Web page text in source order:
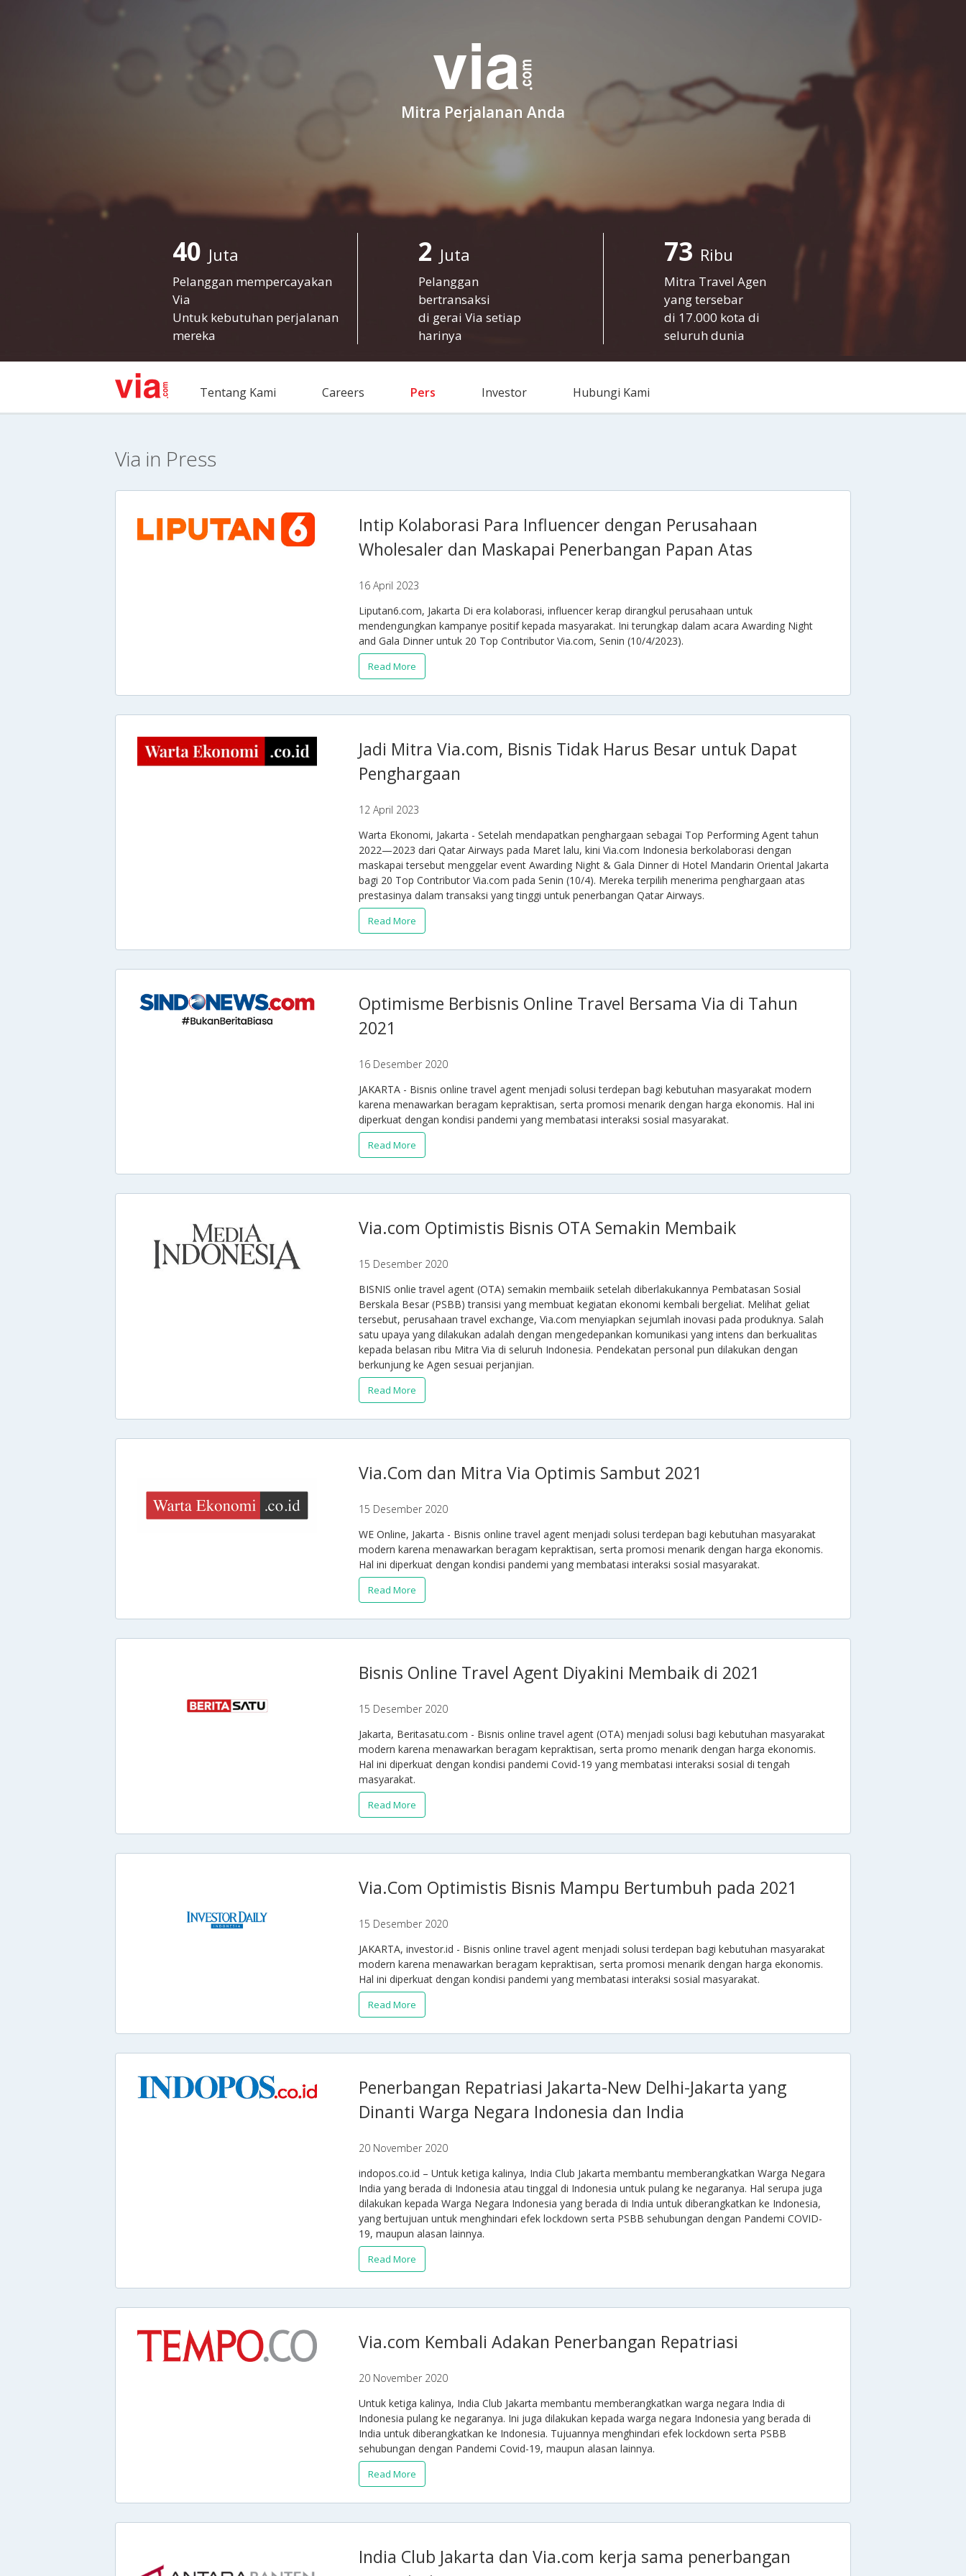
Mitra Perjalanan Anda
40 Juta
Pelanggan mempercayakan
Via
Untuk kebutuhan perjalanan
mereka
2 Juta
Pelanggan
bertransaksi
di gerai Via setiap
harinya
73 Ribu
Mitra Travel Agen
yang tersebar
di 17.000 kota di
seluruh dunia
Tentang Kami Careers Pers Investor Hubungi Kami
Via in Press
Intip Kolaborasi Para Influencer dengan Perusahaan
Wholesaler dan Maskapai Penerbangan Papan Atas
16 April 2023
Liputan6.com, Jakarta Di era kolaborasi, influencer kerap dirangkul perusahaan untuk
mendengungkan kampanye positif kepada masyarakat. Ini terungkap dalam acara Awarding Night
and Gala Dinner untuk 20 Top Contributor Via.com, Senin (10/4/2023).
Read More
Jadi Mitra Via.com, Bisnis Tidak Harus Besar untuk Dapat
Penghargaan
12 April 2023
Warta Ekonomi, Jakarta - Setelah mendapatkan penghargaan sebagai Top Performing Agent tahun
2022—2023 dari Qatar Airways pada Maret lalu, kini Via.com Indonesia berkolaborasi dengan
maskapai tersebut menggelar event Awarding Night & Gala Dinner di Hotel Mandarin Oriental Jakarta
bagi 20 Top Contributor Via.com pada Senin (10/4). Mereka terpilih menerima penghargaan atas
prestasinya dalam transaksi yang tinggi untuk penerbangan Qatar Airways.
Read More
Optimisme Berbisnis Online Travel Bersama Via di Tahun
2021
16 Desember 2020
JAKARTA - Bisnis online travel agent menjadi solusi terdepan bagi kebutuhan masyarakat modern
karena menawarkan beragam kepraktisan, serta promosi menarik dengan harga ekonomis. Hal ini
diperkuat dengan kondisi pandemi yang membatasi interaksi sosial masyarakat.
Read More
Via.com Optimistis Bisnis OTA Semakin Membaik
15 Desember 2020
BISNIS onlie travel agent (OTA) semakin membaiik setelah diberlakukannya Pembatasan Sosial
Berskala Besar (PSBB) transisi yang membuat kegiatan ekonomi kembali bergeliat. Melihat geliat
tersebut, perusahaan travel exchange, Via.com menyiapkan sejumlah inovasi pada produknya. Salah
satu upaya yang dilakukan adalah dengan mengedepankan komunikasi yang intens dan berkualitas
kepada belasan ribu Mitra Via di seluruh Indonesia. Pendekatan personal pun dilakukan dengan
berkunjung ke Agen sesuai perjanjian.
Read More
Via.Com dan Mitra Via Optimis Sambut 2021
15 Desember 2020
WE Online, Jakarta - Bisnis online travel agent menjadi solusi terdepan bagi kebutuhan masyarakat
modern karena menawarkan beragam kepraktisan, serta promosi menarik dengan harga ekonomis.
Hal ini diperkuat dengan kondisi pandemi yang membatasi interaksi sosial masyarakat.
Read More
Bisnis Online Travel Agent Diyakini Membaik di 2021
15 Desember 2020
Jakarta, Beritasatu.com - Bisnis online travel agent (OTA) menjadi solusi bagi kebutuhan masyarakat
modern karena menawarkan beragam kepraktisan, serta promo menarik dengan harga ekonomis.
Hal ini diperkuat dengan kondisi pandemi Covid-19 yang membatasi interaksi sosial di tengah
masyarakat.
Read More
Via.Com Optimistis Bisnis Mampu Bertumbuh pada 2021
15 Desember 2020
JAKARTA, investor.id - Bisnis online travel agent menjadi solusi terdepan bagi kebutuhan masyarakat
modern karena menawarkan beragam kepraktisan, serta promosi menarik dengan harga ekonomis.
Hal ini diperkuat dengan kondisi pandemi yang membatasi interaksi sosial masyarakat.
Read More
Penerbangan Repatriasi Jakarta-New Delhi-Jakarta yang
Dinanti Warga Negara Indonesia dan India
20 November 2020
indopos.co.id – Untuk ketiga kalinya, India Club Jakarta membantu memberangkatkan Warga Negara
India yang berada di Indonesia atau tinggal di Indonesia untuk pulang ke negaranya. Hal serupa juga
dilakukan kepada Warga Negara Indonesia yang berada di India untuk diberangkatkan ke Indonesia,
yang bertujuan untuk menghindari efek lockdown serta PSBB sehubungan dengan Pandemi COVID-
19, maupun alasan lainnya.
Read More
Via.com Kembali Adakan Penerbangan Repatriasi
20 November 2020
Untuk ketiga kalinya, India Club Jakarta membantu memberangkatkan warga negara India di
Indonesia pulang ke negaranya. Ini juga dilakukan kepada warga negara Indonesia yang berada di
India untuk diberangkatkan ke Indonesia. Tujuannya menghindari efek lockdown serta PSBB
sehubungan dengan Pandemi Covid-19, maupun alasan lainnya.
Read More
India Club Jakarta dan Via.com kerja sama penerbangan